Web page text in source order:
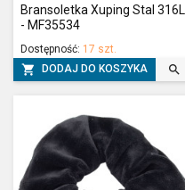
Bransoletka Xuping Stal 316L
- MF35534
Dostępność: 17 szt.
 DODAJ DO KOSZYKA 